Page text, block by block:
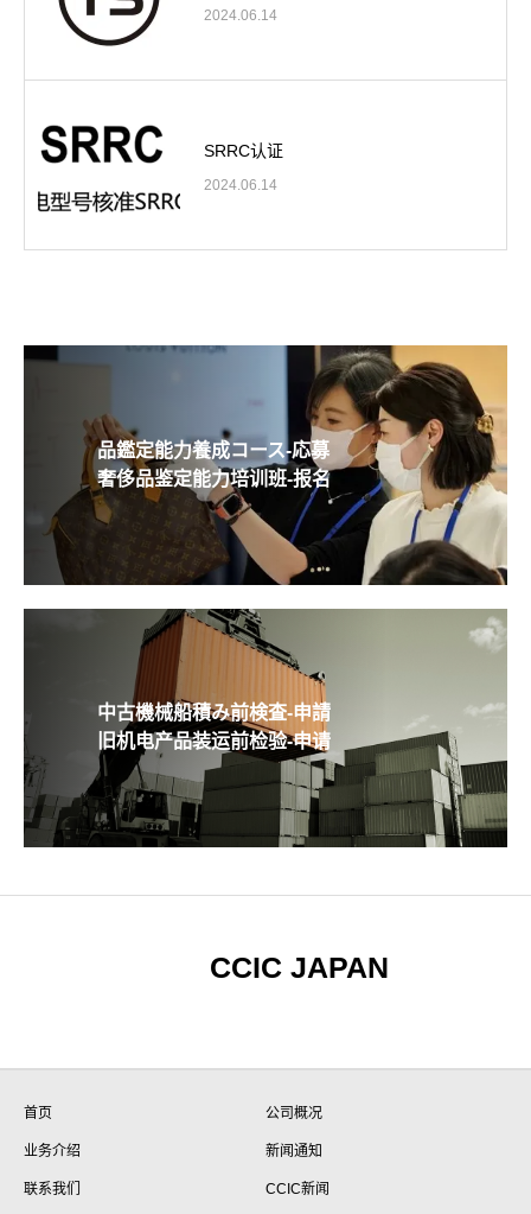
2024.06.14
SRRC认证
2024.06.14
品鑑定能力養成コース-応募
奢侈品鉴定能力培训班-报名
中古機械船積み前検査-申請
旧机电产品装运前检验-申请
CCIC JAPAN
首页 公司概况
业务介绍 新闻通知
联系我们 CCIC新闻